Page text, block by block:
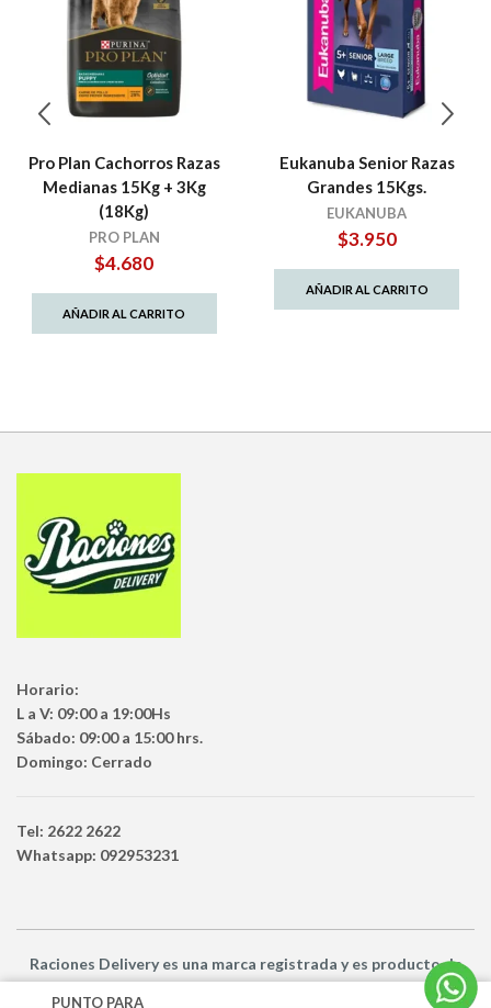
Pro Plan Cachorros Razas
Medianas 15Kg + 3Kg
(18Kg)
PRO PLAN
$4.680
AÑADIR AL CARRITO
Eukanuba Senior Razas
Grandes 15Kgs.
EUKANUBA
$3.950
AÑADIR AL CARRITO
Horario:
L a V: 09:00 a 19:00Hs
Sábado: 09:00 a 15:00 hrs.
Domingo: Cerrado
Tel: 2622 2622
Whatsapp: 092953231
Raciones Deliveryes una marca registrada y es productode
Netbuy Uruguay SRL -© Todos los derechos reservados
PUNTO PARA